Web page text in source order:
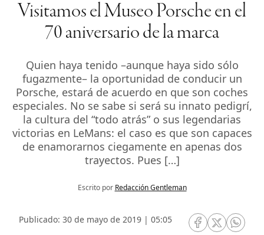
Visitamos el Museo Porsche en el
70 aniversario de la marca
Quien haya tenido –aunque haya sido sólo
fugazmente– la oportunidad de conducir un
Porsche, estará de acuerdo en que son coches
especiales. No se sabe si será su innato pedigrí,
la cultura del “todo atrás” o sus legendarias
victorias en LeMans: el caso es que son capaces
de enamorarnos ciegamente en apenas dos
trayectos. Pues […]
Escrito por Redacción Gentleman
Publicado: 30 de mayo de 2019 | 05:05
RRSS Facebook
RRSSRRSS